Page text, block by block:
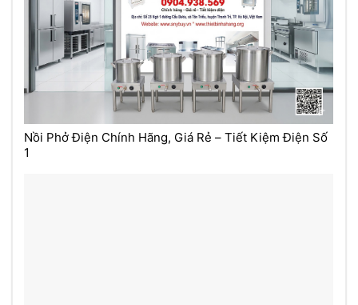
Nồi Phở Điện Chính Hãng, Giá Rẻ – Tiết Kiệm Điện Số
1